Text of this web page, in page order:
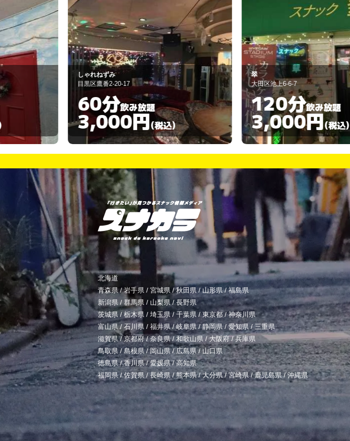
翠
大田区池上6-6-7
120分飲み放題
3,000円(税込)
Asahikaraokebar
目黒区自由が丘1-27-2
60分飲み放題
3,000円(税込)
北海道
青森県/岩手県 / 宮城県 /秋田県 /山形県/福島県
新潟県 / 群馬県 / 山梨県/長野県
茨城県 / 栃木県 / 埼玉県/ 千葉県 /東京都/神奈川県
富山県/ 石川県 / 福井県/岐阜県/静岡県/ 愛知県 / 三重県
滋賀県/京都府/奈良県/和歌山県 /大阪府/兵庫県
鳥取県/島根県/岡山県/広島県/山口県
徳島県/香川県/愛媛県/高知県
福岡県/佐賀県/長崎県 /熊本県/大分県/宮崎県/鹿児島県/沖縄県